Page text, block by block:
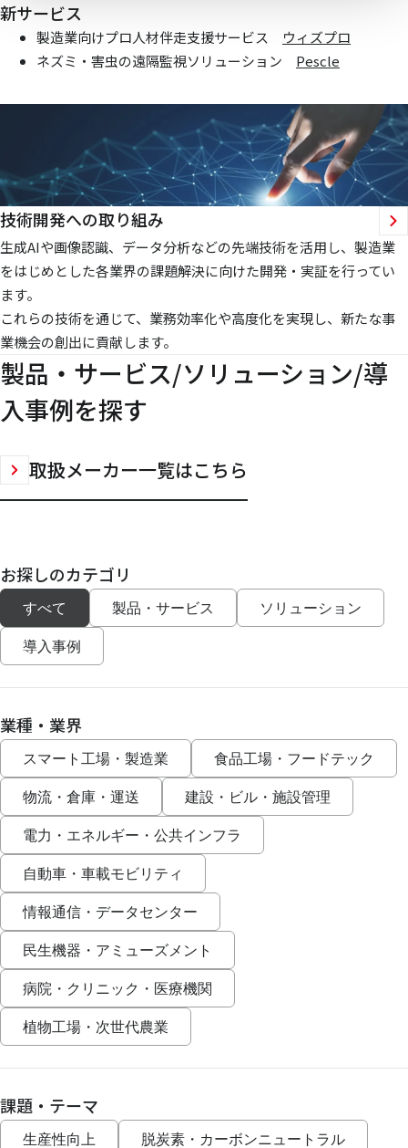
新サービス
製造業向けプロ人材伴走支援サービス ウィズプロ
ネズミ・害虫の遠隔監視ソリューション Pescle
技術開発への取り組み
生成AIや画像認識、データ分析などの先端技術を活用し、製造業
をはじめとした各業界の課題解決に向けた開発・実証を行ってい
ます。
これらの技術を通じて、業務効率化や高度化を実現し、新たな事
業機会の創出に貢献します。
製品・サービス/ソリューション/導
入事例を探す
取扱メーカー一覧はこちら
お探しのカテゴリ
すべて 製品・サービス ソリューション
導入事例
業種・業界
スマート工場・製造業 食品工場・フードテック
物流・倉庫・運送 建設・ビル・施設管理
電力・エネルギー・公共インフラ
自動車・車載モビリティ
情報通信・データセンター
民生機器・アミューズメント
病院・クリニック・医療機関
植物工場・次世代農業
課題・テーマ
生産性向上 脱炭素・カーボンニュートラル